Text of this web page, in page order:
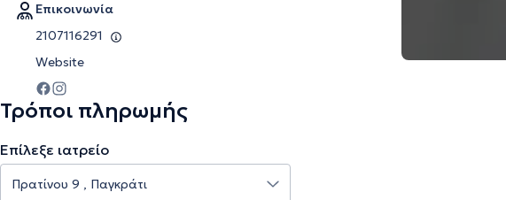
Επικοινωνία
2107116291
Website
Τρόποι πληρωμής
Επίλεξε ιατρείο